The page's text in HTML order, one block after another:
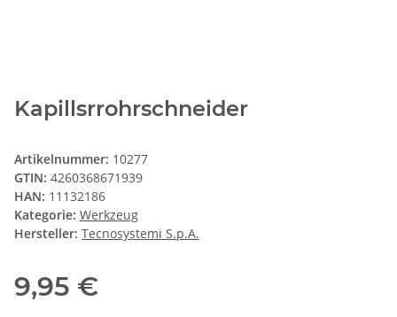
Kapillsrrohrschneider
Artikelnummer: 10277
GTIN: 4260368671939
HAN: 11132186
Kategorie: Werkzeug
Hersteller: Tecnosystemi S.p.A.
9,95 €